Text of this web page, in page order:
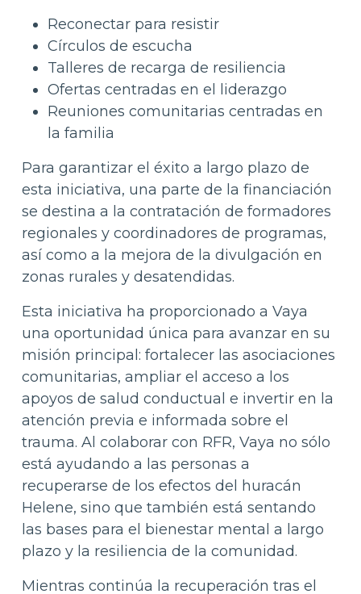
Reconectar para resistir
Círculos de escucha
Talleres de recarga de resiliencia
Ofertas centradas en el liderazgo
Reuniones comunitarias centradas en
la familia
Para garantizar el éxito a largo plazo de
esta iniciativa, una parte de la financiación
se destina a la contratación de formadores
regionales y coordinadores de programas,
así como a la mejora de la divulgación en
zonas rurales y desatendidas.
Esta iniciativa ha proporcionado a Vaya
una oportunidad única para avanzar en su
misión principal: fortalecer las asociaciones
comunitarias, ampliar el acceso a los
apoyos de salud conductual e invertir en la
atención previa e informada sobre el
trauma. Al colaborar con RFR, Vaya no sólo
está ayudando a las personas a
recuperarse de los efectos del huracán
Helene, sino que también está sentando
las bases para el bienestar mental a largo
plazo y la resiliencia de la comunidad.
Mientras continúa la recuperación tras el